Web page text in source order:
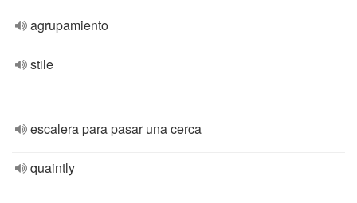
agrupamiento
stile
escalera para pasar una cerca
quaintly